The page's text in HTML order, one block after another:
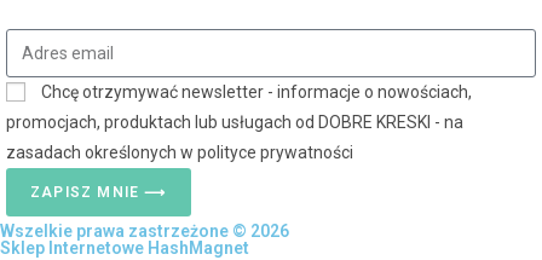
Chcę otrzymywać newsletter - informacje o nowościach,
promocjach, produktach lub usługach od DOBRE KRESKI - na
zasadach określonych w polityce prywatności
ZAPISZ MNIE ⟶
Wszelkie prawa zastrzeżone © 2026
Sklep Internetowe HashMagnet